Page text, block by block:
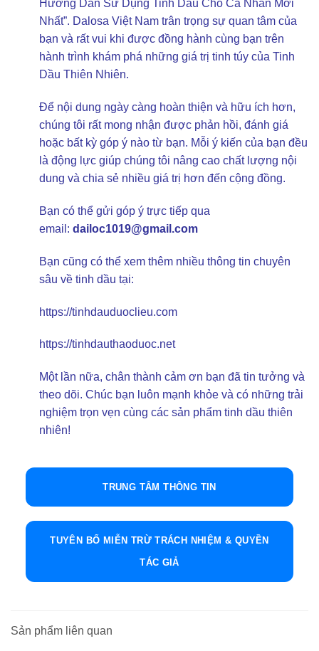
Hướng Dẫn Sử Dụng Tinh Dầu Cho Cá Nhân Mới
Nhất”. Dalosa Việt Nam trân trọng sự quan tâm của
bạn và rất vui khi được đồng hành cùng bạn trên
hành trình khám phá những giá trị tinh túy của Tinh
Dầu Thiên Nhiên.
Để nội dung ngày càng hoàn thiện và hữu ích hơn,
chúng tôi rất mong nhận được phản hồi, đánh giá
hoặc bất kỳ góp ý nào từ bạn. Mỗi ý kiến của bạn đều
là động lực giúp chúng tôi nâng cao chất lượng nội
dung và chia sẻ nhiều giá trị hơn đến cộng đồng.
Bạn có thể gửi góp ý trực tiếp qua
email: dailoc1019@gmail.com
Bạn cũng có thể xem thêm nhiều thông tin chuyên
sâu về tinh dầu tại:
https://tinhdauduoclieu.com
https://tinhdauthaoduoc.net
Một lần nữa, chân thành cảm ơn bạn đã tin tưởng và
theo dõi. Chúc bạn luôn mạnh khỏe và có những trải
nghiệm trọn vẹn cùng các sản phẩm tinh dầu thiên
nhiên!
TRUNG TÂM THÔNG TIN
TUYÊN BỐ MIỄN TRỪ TRÁCH NHIỆM & QUYỀN
TÁC GIẢ
Sản phẩm liên quan